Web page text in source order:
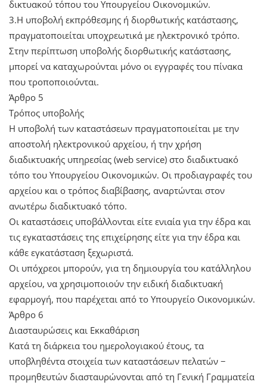
δικτυακού τόπου του Υπουργείου Οικονομικών.
3.Η υποβολή εκπρόθεσμης ή διορθωτικής κατάστασης,
πραγματοποιείται υποχρεωτικά με ηλεκτρονικό τρόπο.
Στην περίπτωση υποβολής διορθωτικής κατάστασης,
μπορεί να καταχωρούνται μόνο οι εγγραφές του πίνακα
που τροποποιούνται.
Άρθρο 5
Τρόπος υποβολής
Η υποβολή των καταστάσεων πραγματοποιείται με την
αποστολή ηλεκτρονικού αρχείου, ή την χρήση
διαδικτυακής υπηρεσίας (web service) στο διαδικτυακό
τόπο του Υπουργείου Οικονομικών. Οι προδιαγραφές του
αρχείου και ο τρόπος διαβίβασης, αναρτώνται στον
ανωτέρω διαδικτυακό τόπο.
Οι καταστάσεις υποβάλλονται είτε ενιαία για την έδρα και
τις εγκαταστάσεις της επιχείρησης είτε για την έδρα και
κάθε εγκατάσταση ξεχωριστά.
Οι υπόχρεοι μπορούν, για τη δημιουργία του κατάλληλου
αρχείου, να χρησιμοποιούν την ειδική διαδικτυακή
εφαρμογή, που παρέχεται από το Υπουργείο Οικονομικών.
Άρθρο 6
Διασταυρώσεις και Εκκαθάριση
Κατά τη διάρκεια του ημερολογιακού έτους, τα
υποβληθέντα στοιχεία των καταστάσεων πελατών −
προμηθευτών διασταυρώνονται από τη Γενική Γραμματεία